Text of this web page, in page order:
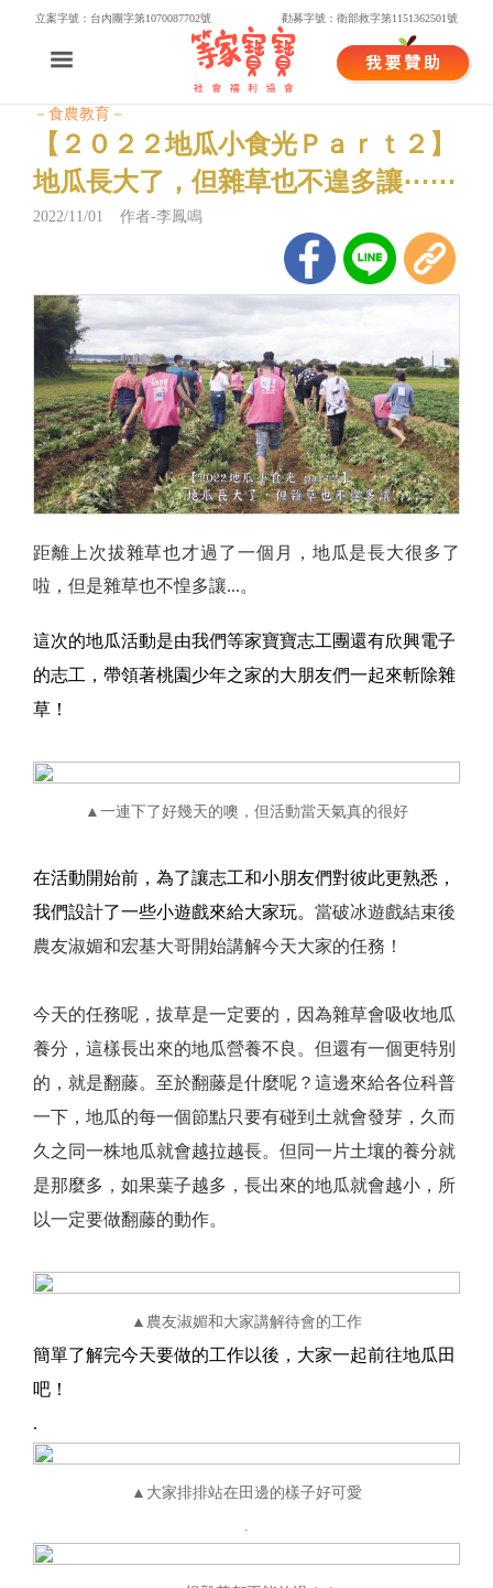
立案字號：台內團字第1070087702號 勸募字號：衛部救字第1151362501號
－食農教育－
【２０２２地瓜小食光Ｐａｒｔ２】
地瓜長大了，但雜草也不遑多讓⋯⋯
2022/11/01 作者-李鳳鳴
距離上次拔雜草也才過了一個月，地瓜是長大很多了
啦，但是雜草也不惶多讓...。
這次的地瓜活動是由我們等家寶寶志工團還有欣興電子
的志工，帶領著桃園少年之家的大朋友們一起來斬除雜
草！
▲一連下了好幾天的噢，但活動當天氣真的很好
在活動開始前，為了讓志工和小朋友們對彼此更熟悉，
我們設計了一些小遊戲來給大家玩。 當破冰遊戲結束後
農友淑媚和宏基大哥開始講解今天大家的任務！
今天的任務呢，拔草是一定要的，因為雜草會吸收地瓜
養分，這樣長出來的地瓜營養不良。但還有一個更特別
的，就是翻藤。至於翻藤是什麼呢？這邊來給各位科普
一下，地瓜的每一個節點只要有碰到土就會發芽，久而
久之同一株地瓜就會越拉越長。但同一片土壤的養分就
是那麼多，如果葉子越多，長出來的地瓜就會越小，所
以一定要做翻藤的動作。
▲農友淑媚和大家講解待會的工作
簡單了解完今天要做的工作以後，大家一起前往地瓜田
吧！
.
▲大家排排站在田邊的樣子好可愛